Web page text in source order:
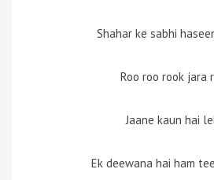
Shahar ke sabhi
Roo roo rook jara
Jaane kaun hai
Ek deewana hai ham